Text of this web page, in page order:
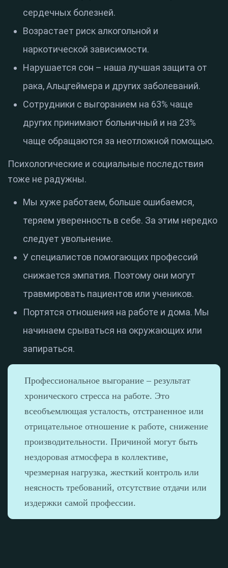
сердечных болезней.
Возрастает риск алкогольной и
наркотической зависимости.
Нарушается сон – наша лучшая защита от
рака, Альцгеймера и других заболеваний.
Сотрудники с выгоранием на 63% чаще
других принимают больничный и на 23%
чаще обращаются за неотложной помощью.
Психологические и социальные последствия
тоже не радужны.
Мы хуже работаем, больше ошибаемся,
теряем уверенность в себе. За этим нередко
следует увольнение.
У специалистов помогающих профессий
снижается эмпатия. Поэтому они могут
травмировать пациентов или учеников.
Портятся отношения на работе и дома. Мы
начинаем срываться на окружающих или
запираться.
Профессиональное выгорание – результат
хронического стресса на работе. Это
всеобъемлющая усталость, отстраненное или
отрицательное отношение к работе, снижение
производительности. Причиной могут быть
нездоровая атмосфера в коллективе,
чрезмерная нагрузка, жесткий контроль или
неясность требований, отсутствие отдачи или
издержки самой профессии.